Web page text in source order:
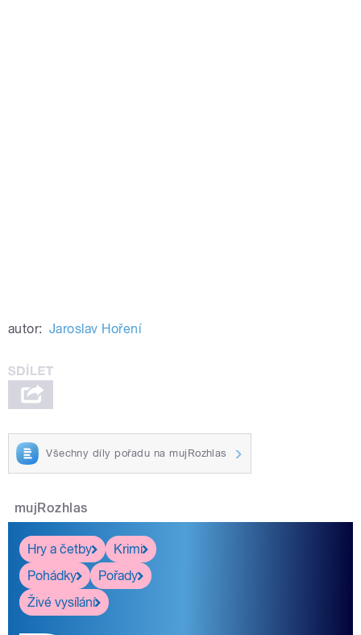
autor: Jaroslav Hoření
Všechny díly pořadu na mujRozhlas
mujRozhlas
Hry a četby
Krimi
Pohádky
Pořady
Živé vysílání